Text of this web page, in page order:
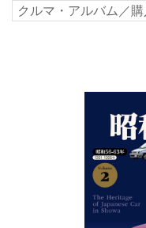
クルマ・アルバム／